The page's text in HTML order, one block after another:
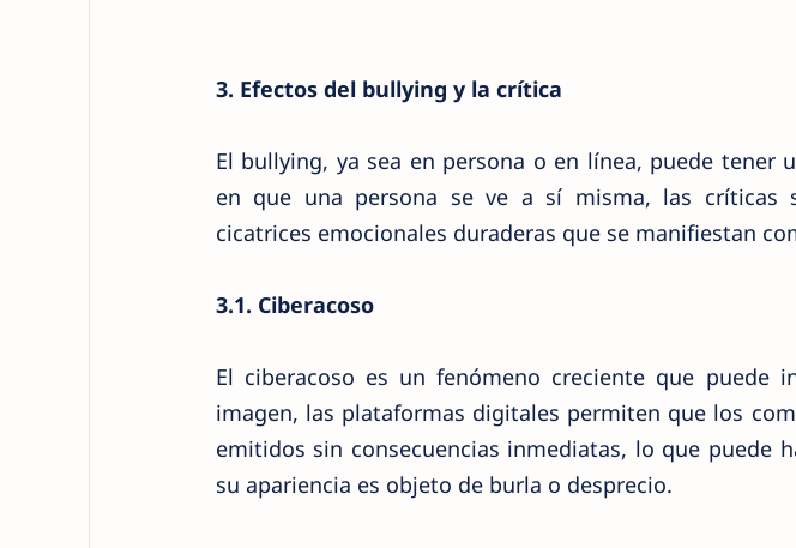
3. Efectos del bullying y la crítica
El bullying, ya sea en persona o en línea, puede tener
en que una persona se ve a sí misma, las críticas
cicatrices emocionales duraderas que se manifiestan
3.1. Ciberacoso
El ciberacoso es un fenómeno creciente que puede
imagen, las plataformas digitales permiten que los
emitidos sin consecuencias inmediatas, lo que puede
su apariencia es objeto de burla o desprecio.